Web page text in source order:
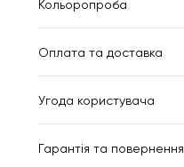
Кольоропроба
Оплата та доставка
Угода користувача
Гарантія та повернення